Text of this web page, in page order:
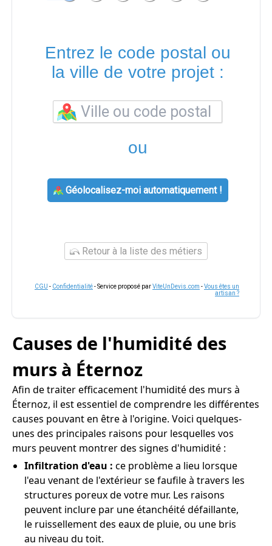
Entrez le code postal ou
la ville de votre projet :
ou
Géolocalisez-moi automatiquement !
Retour à la liste des métiers
CGU - Confidentialité- Service proposé parViteUnDevis.com -Vous êtes un
artisan ?
Causes de l'humidité des
murs à Éternoz
Afin de traiter efficacement l'humidité des murs à
Éternoz, il est essentiel de comprendre les différentes
causes pouvant en être à l'origine. Voici quelques-
unes des principales raisons pour lesquelles vos
murs peuvent montrer des signes d'humidité :
Infiltration d'eau : ce problème a lieu lorsque
l'eau venant de l'extérieur se faufile à travers les
structures poreux de votre mur. Les raisons
peuvent inclure par une étanchéité défaillante,
le ruissellement des eaux de pluie, ou une bris
au niveau du toit.